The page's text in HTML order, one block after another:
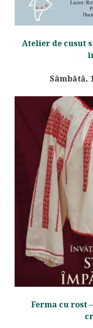
Atelier de cusut
Sâmbătă,
Ferma cu rost